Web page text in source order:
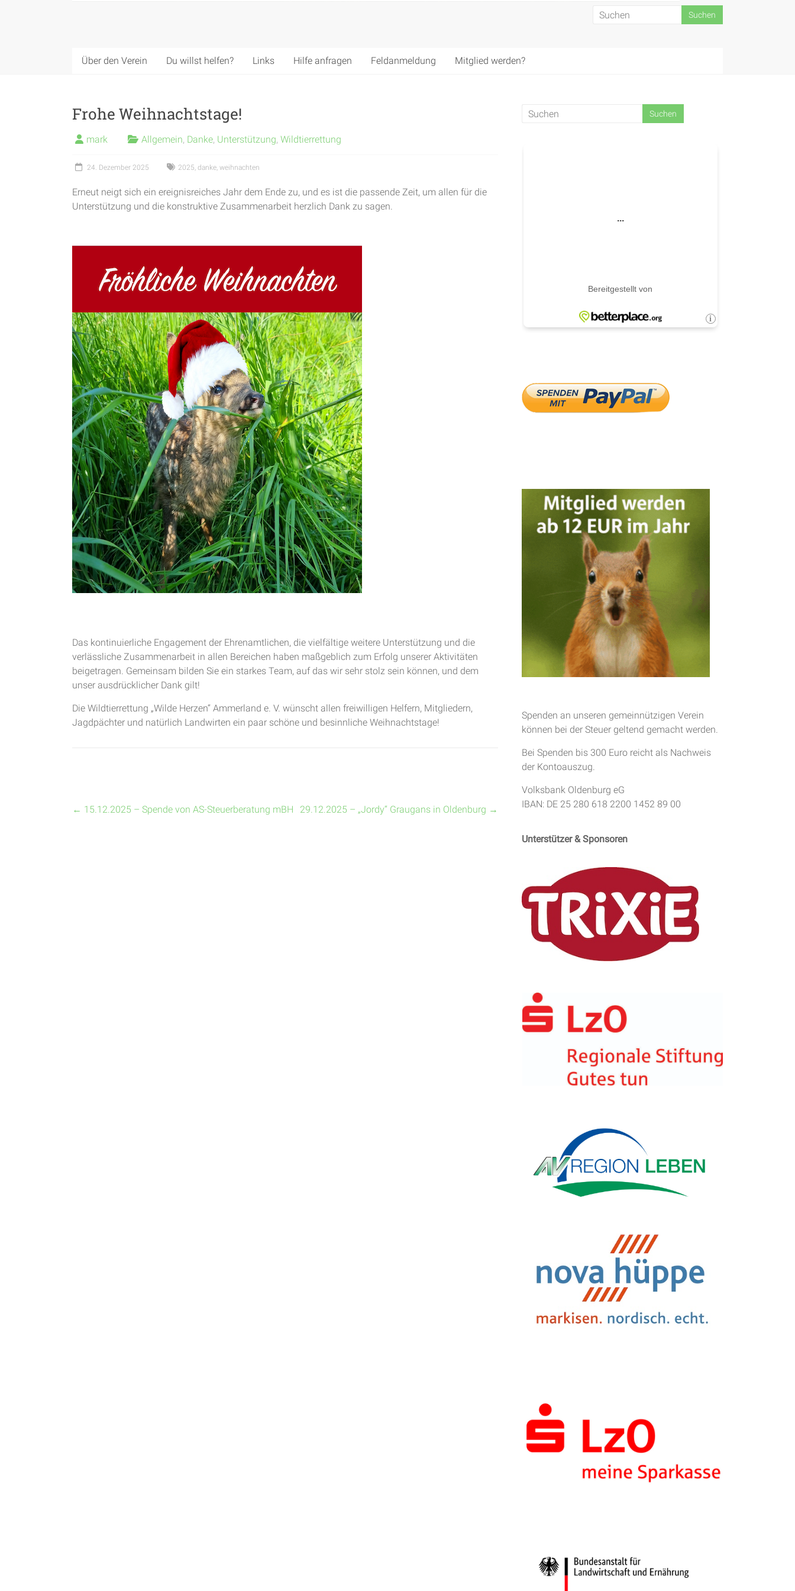
Über den Verein Du willst helfen? Links Hilfe anfragen Feldanmeldung Mitglied werden?
Frohe Weihnachtstage!
mark Allgemein, Danke, Unterstützung, Wildtierrettung
24. Dezember 2025 2025, danke, weihnachten
Erneut neigt sich ein ereignisreiches Jahr dem Ende zu, und es ist die passende Zeit, um allen für die
Unterstützung und die konstruktive Zusammenarbeit herzlich Dank zu sagen.
Das kontinuierliche Engagement der Ehrenamtlichen, die vielfältige weitere Unterstützung und die
verlässliche Zusammenarbeit in allen Bereichen haben maßgeblich zum Erfolg unserer Aktivitäten
beigetragen. Gemeinsam bilden Sie ein starkes Team, auf das wir sehr stolz sein können, und dem
unser ausdrücklicher Dank gilt!
Die Wildtierrettung „Wilde Herzen“ Ammerland e. V. wünscht allen freiwilligen Helfern, Mitgliedern,
Jagdpächter und natürlich Landwirten ein paar schöne und besinnliche Weihnachtstage!
← 15.12.2025 – Spende von AS-Steuerberatung mBH 29.12.2025 – „Jordy“ Graugans in Oldenburg →
Spenden an unseren gemeinnützigen Verein
können bei der Steuer geltend gemacht werden.
Bei Spenden bis 300 Euro reicht als Nachweis
der Kontoauszug.
Volksbank Oldenburg eG
IBAN: DE 25 280 618 2200 1452 89 00
Unterstützer & Sponsoren